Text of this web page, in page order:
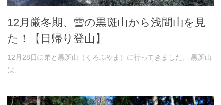
12月厳冬期、雪の黒斑山から浅間山を見
た！【日帰り登山】
12月28日に弟と黒斑山（くろふやま）に行ってきました。 黒斑山
は、...